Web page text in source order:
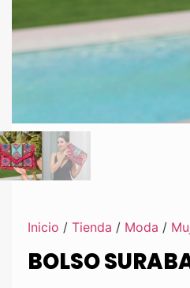
Inicio / Tienda / Moda /
BOLSO